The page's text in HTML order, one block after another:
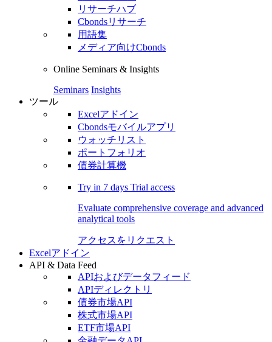
リサーチハブ
Cbondsリサーチ
用語集
メディア向けCbonds
Online Seminars & Insights
Seminars Insights
ツール
Excelアドイン
Cbondsモバイルアプリ
ウォッチリスト
ポートフォリオ
債券計算機
Try in 7 days Trial access
Evaluate comprehensive coverage and advanced
analytical tools
アクセスをリクエスト
Excelアドイン
API & Data Feed
APIおよびデータフィード
APIディレクトリ
債券市場API
株式市場API
ETF市場API